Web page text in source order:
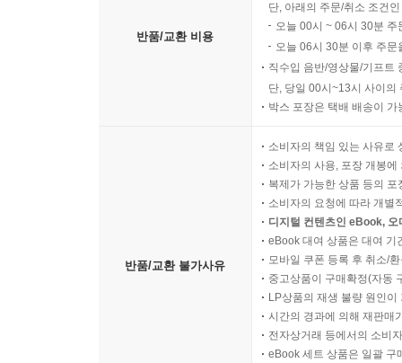
반품/교환 비용
단, 아래의 주문/취소 조건
오늘 00시 ~ 06시 30분
오늘 06시 30분 이후 주
직수입 음반/영상물/기프트
단, 당일 00시~13시 사이의
박스 포장은 택배 배송이
반품/교환 불가사유
소비자의 책임 있는 사유로
소비자의 사용, 포장 개봉
복제가 가능한 상품 등의
소비자의 요청에 따라 개별
디지털 컨텐츠인 eBook,
eBook 대여 상품은 대여 기
모바일 쿠폰 등록 후 취소/
중고상품이 구매확정(자동
LP상품의 재생 불량 원인
시간의 경과에 의해 재판매
전자상거래 등에서의 소비
eBook 세트 상품은 일괄 구